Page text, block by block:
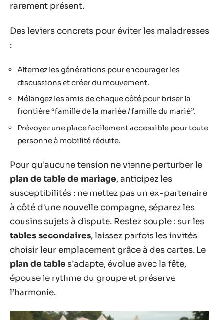
rarement présent.
Des leviers concrets pour éviter les maladresses
:
Alternez les générations pour encourager les
discussions et créer du mouvement.
Mélangez les amis de chaque côté pour briser la
frontière “famille de la mariée / famille du marié”.
Prévoyez une place facilement accessible pour toute
personne à mobilité réduite.
Pour qu’aucune tension ne vienne perturber le
plan de table de mariage, anticipez les
susceptibilités : ne mettez pas un ex-partenaire
à côté d’une nouvelle compagne, séparez les
cousins sujets à dispute. Restez souple : sur les
tables secondaires, laissez parfois les invités
choisir leur emplacement grâce à des cartes. Le
plan de table s’adapte, évolue avec la fête,
épouse le rythme du groupe et préserve
l’harmonie.